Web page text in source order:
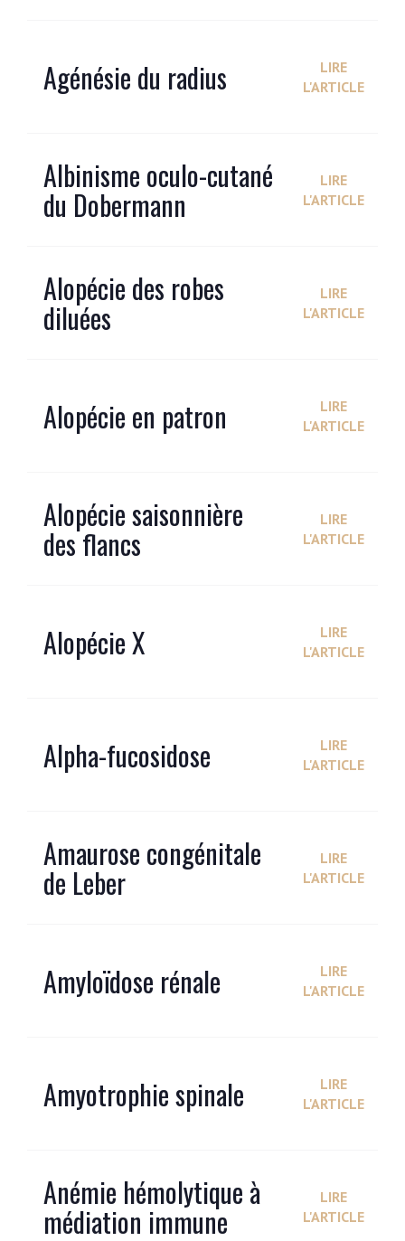
Agénésie du radius
LIRE
L'ARTICLE
Albinisme oculo-cutané
du Dobermann
LIRE
L'ARTICLE
Alopécie des robes
diluées
LIRE
L'ARTICLE
Alopécie en patron
LIRE
L'ARTICLE
Alopécie saisonnière
des flancs
LIRE
L'ARTICLE
Alopécie X
LIRE
L'ARTICLE
Alpha-fucosidose
LIRE
L'ARTICLE
Amaurose congénitale
de Leber
LIRE
L'ARTICLE
Amyloïdose rénale
LIRE
L'ARTICLE
Amyotrophie spinale
LIRE
L'ARTICLE
Anémie hémolytique à
médiation immune
LIRE
L'ARTICLE